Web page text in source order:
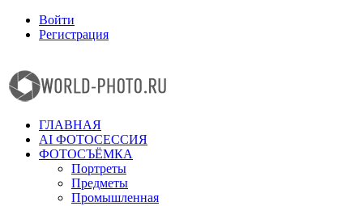
Войти
Регистрация
ГЛАВНАЯ
AI ФОТОСЕССИЯ
ФОТОСЪЁМКА
Портреты
Предметы
Промышленная